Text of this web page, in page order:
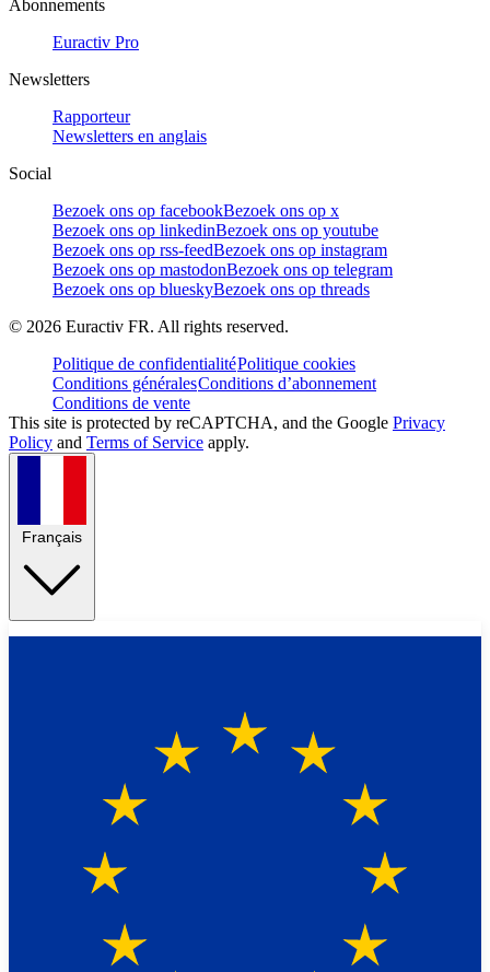
Abonnements
Euractiv Pro
Newsletters
Rapporteur
Newsletters en anglais
Social
Bezoek ons op facebookBezoek ons op x
Bezoek ons op linkedinBezoek ons op youtube
Bezoek ons op rss-feedBezoek ons op instagram
Bezoek ons op mastodonBezoek ons op telegram
Bezoek ons op blueskyBezoek ons op threads
© 2026 Euractiv FR. All rights reserved.
Politique de confidentialitéPolitique cookies
Conditions généralesConditions d’abonnement
Conditions de vente
This site is protected by reCAPTCHA, and the Google Privacy
Policy and Terms of Service apply.
Français